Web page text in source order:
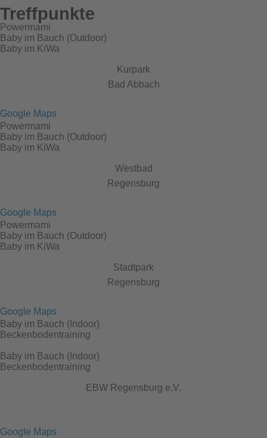
Treffpunkte
Powermami
Baby im Bauch (Outdoor)
Baby im KiWa
Kurpark
Bad Abbach
Google Maps
Powermami
Baby im Bauch (Outdoor)
Baby im KiWa
Westbad
Regensburg
Google Maps
Powermami
Baby im Bauch (Outdoor)
Baby im KiWa
Stadtpark
Regensburg
Google Maps
Baby im Bauch (Indoor)
Beckenbodentraining
Baby im Bauch (Indoor)
Beckenbodentraining
EBW Regensburg e.V.​
Google Maps